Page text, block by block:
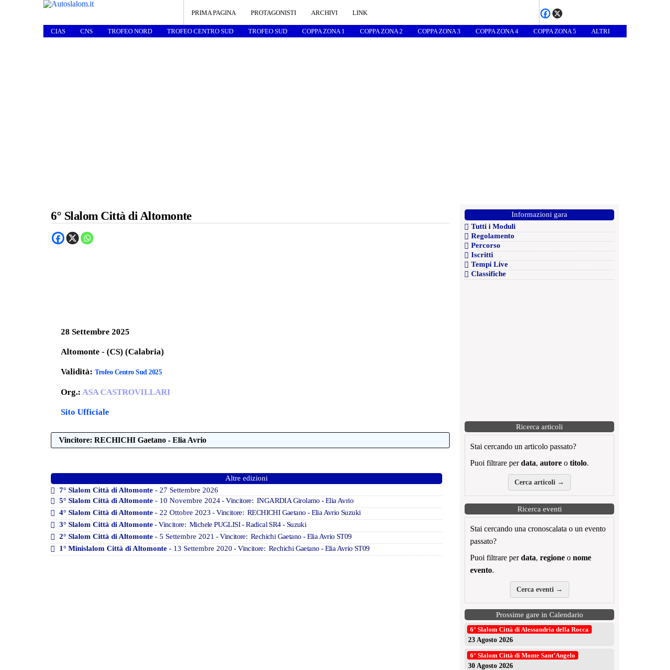
PRIMA PAGINA PROTAGONISTI ARCHIVI LINK
CIAS CNS TROFEO NORD TROFEO CENTRO SUD TROFEO SUD COPPA ZONA 1 COPPA ZONA 2 COPPA ZONA 3 COPPA ZONA 4 COPPA ZONA 5 ALTRI
6° Slalom Città di Altomonte
28 Settembre 2025
Altomonte - (CS) (Calabria)
Validità: Trofeo Centro Sud 2025
Org.: ASA CASTROVILLARI
Sito Ufficiale
Vincitore: RECHICHI Gaetano - Elia Avrio
Informazioni gara
Tutti i Moduli
Regolamento
Percorso
Iscritti
Tempi Live
Classifiche
Ricerca articoli
Stai cercando un articolo passato?
Puoi filtrare perdata, autore o titolo.
Cerca articoli →
Ricerca eventi
Stai cercando una cronoscalata o un evento
passato?
Puoi filtrare perdata, regione o nome
evento.
Cerca eventi →
Prossime gare in Calendario
6° Slalom Città di Alessandria della Rocca
23 Agosto 2026
6° Slalom Città di Monte Sant’Angelo
30 Agosto 2026
Altre edizioni
7° Slalom Città di Altomonte - 27 Settembre 2026
5° Slalom Città di Altomonte - 10 Novembre 2024- Vincitore: INGARDIA Girolamo - Elia Avrio
4° Slalom Città di Altomonte - 22 Ottobre 2023 - Vincitore: RECHICHI Gaetano - Elia Avrio Suzuki
3° Slalom Città di Altomonte- Vincitore: Michele PUGLISI - Radical SR4 - Suzuki
2° Slalom Città di Altomonte - 5 Settembre 2021 - Vincitore: Rechichi Gaetano - Elia Avrio ST09
1° Minislalom Città di Altomonte - 13 Settembre 2020 - Vincitore: Rechichi Gaetano - Elia Avrio ST09